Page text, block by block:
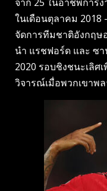
ในเดือนตุลาคม 2018
จัดการทีมชาติอังกฤษ
นำ แรชฟอร์ด และ ซ
2020 รอบชิงชนะเลิศ
วิจารณ์เมื่อพวกเขาพ